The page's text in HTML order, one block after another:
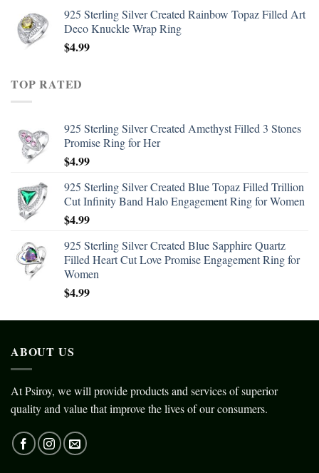
925 Sterling Silver Created Rainbow Topaz Filled Art
Deco Knuckle Wrap Ring
$4.99
TOP RATED
925 Sterling Silver Created Amethyst Filled 3 Stones
Promise Ring for Her
$4.99
925 Sterling Silver Created Blue Topaz Filled Trillion
Cut Infinity Band Halo Engagement Ring for Women
$4.99
925 Sterling Silver Created Blue Sapphire Quartz
Filled Heart Cut Love Promise Engagement Ring for
Women
$4.99
ABOUT US
At Psiroy, we will provide products and services of superior
quality and value that improve the lives of our consumers.